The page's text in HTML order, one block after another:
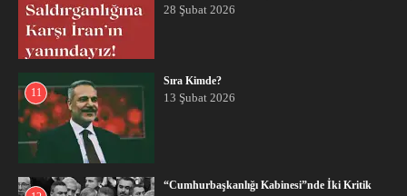
28 Şubat 2026
11
Sıra Kimde?
13 Şubat 2026
“Cumhurbaşkanlığı Kabinesi”nde İki Kritik